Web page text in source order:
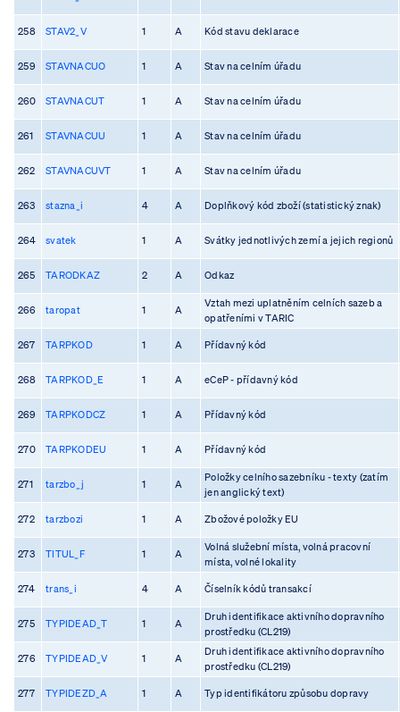
258 STAV2_V 1 A Kód stavu deklarace
259 STAVNACUO 1 A Stav na celním úřadu
260 STAVNACUT 1 A Stav na celním úřadu
261 STAVNACUU 1 A Stav na celním úřadu
262 STAVNACUVT 1 A Stav na celním úřadu
263 stazna_i 4 A Doplňkový kód zboží (statistický znak)
264 svatek 1 A Svátky jednotlivých zemí a jejich regionů
265 TARODKAZ 2 A Odkaz
266 taropat 1 A
Vztah mezi uplatněním celních sazeb a
opatřeními v TARIC
267 TARPKOD 1 A Přídavný kód
268 TARPKOD_E 1 A eCeP - přídavný kód
269 TARPKODCZ 1 A Přídavný kód
270 TARPKODEU 1 A Přídavný kód
271 tarzbo_j 1 A
Položky celního sazebníku - texty (zatím
jen anglický text)
272 tarzbozi 1 A Zbožové položky EU
273 TITUL_F 1 A
Volná služební místa, volná pracovní
místa, volné lokality
274 trans_i 4 A Číselník kódů transakcí
275 TYPIDEAD_T 1 A
Druh identifikace aktivního dopravního
prostředku (CL219)
276 TYPIDEAD_V 1 A
Druh identifikace aktivního dopravního
prostředku (CL219)
277 TYPIDEZD_A 1 A Typ identifikátoru způsobu dopravy